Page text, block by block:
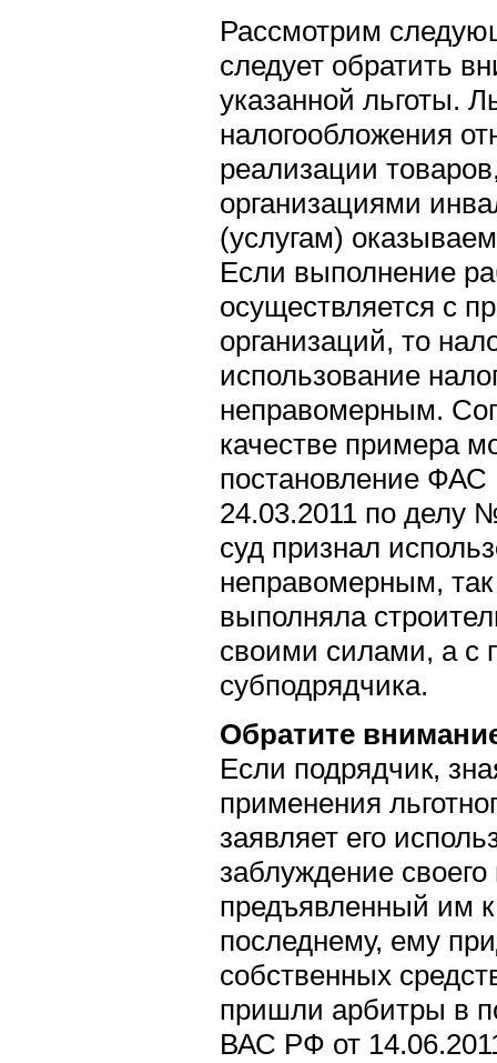
Рассмотрим
следует обратить
указанной льготы.
налогообложения
реализации
организациями
(услугам)
Если выполнение
осуществляется с
организаций, то
использование
неправомерным.
качестве примера
постановление ФАС
24.03.2011 по делу
суд признал
неправомерным,
выполняла
своими силами, а с
субподрядчика.
Обратите
Если подрядчик,
применения
заявляет его
заблуждение
предъявленный им
последнему, ему
собственных
пришли арбитры в
ВАС РФ от